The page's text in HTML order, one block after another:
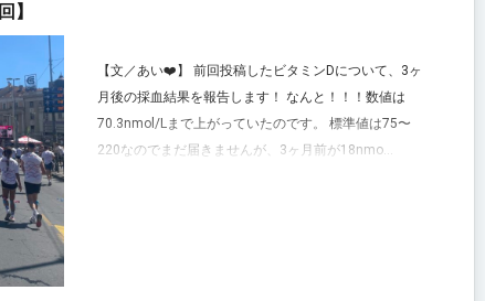
回】
【文／あい❤️】 前回投稿したビタミンDについて、3ヶ
月後の採血結果を報告します！ なんと！！！数値は
70.3nmol/Lまで上がっていたのです。 標準値は75〜
220なのでまだ届きませんが、3ヶ月前が18nmo...